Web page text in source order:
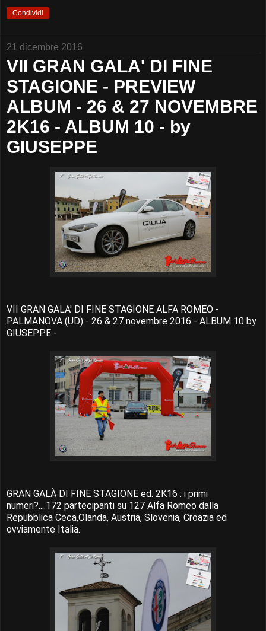
Condividi
21 dicembre 2016
VII GRAN GALA' DI FINE
STAGIONE - PREVIEW
ALBUM - 26 & 27 NOVEMBRE
2K16 - ALBUM 10 - by
GIUSEPPE
VII GRAN GALA' DI FINE STAGIONE ALFA ROMEO -
PALMANOVA (UD) - 26 & 27 novembre 2016 - ALBUM 10 by
GIUSEPPE -
GRAN GALÀ DI FINE STAGIONE ed. 2K16 : i primi
numeri?....172 partecipanti su 127 Alfa Romeo dalla
Repubblica Ceca,Olanda, Austria, Slovenia, Croazia ed
ovviamente Italia.